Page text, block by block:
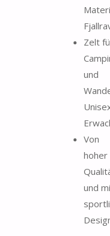
Zelt
und
Von
hoher
und